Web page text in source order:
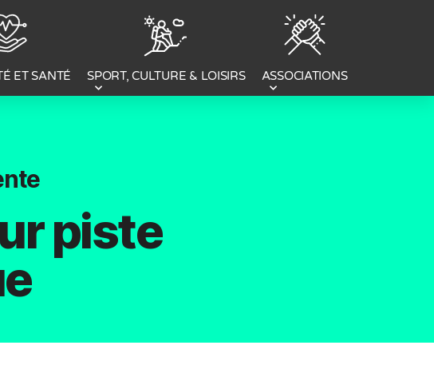
ET SANTÉ SPORT, CULTURE & LOISIRS ASSOCIATIONS
piste